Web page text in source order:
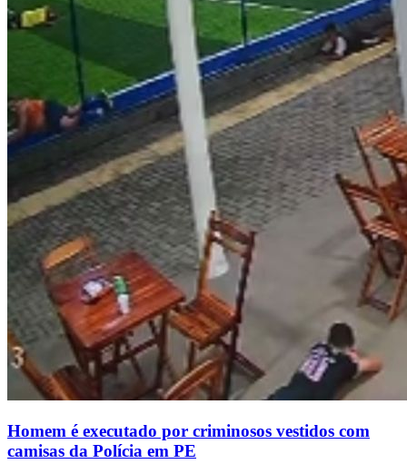
Homem é executado por criminosos vestidos com
camisas da Polícia em PE